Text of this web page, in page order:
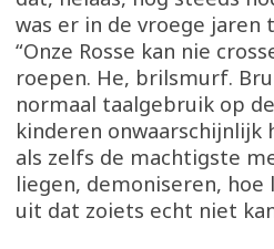
was er in de vroege jaren
“Onze Rosse kan nie
roepen. He, brilsmurf.
normaal taalgebruik op
kinderen onwaarschijnlijk
als zelfs de machtigste
liegen, demoniseren, hoe
uit dat zoiets echt niet